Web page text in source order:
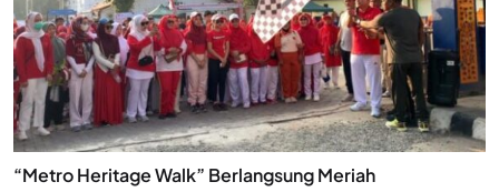
“Metro Heritage Walk” Berlangsung Meriah